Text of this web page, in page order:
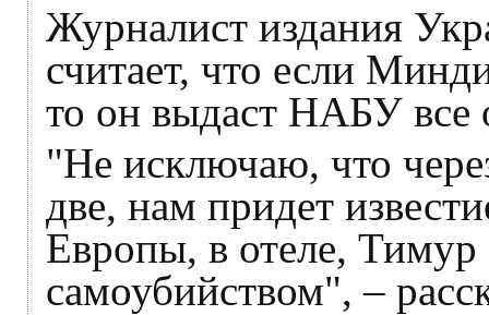
Журналист издания
считает, что если
то он выдаст НАБУ все
"Не исключаю, что
две, нам придет
Европы, в отеле,
самоубийством", –